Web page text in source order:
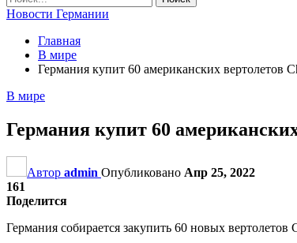
Новости Германии
Главная
В мире
Германия купит 60 американских вертолетов
В мире
Германия купит 60
Автор admin Опубликовано Апр 25, 2022
161
Поделится
Германия собирается закупить 60 новых